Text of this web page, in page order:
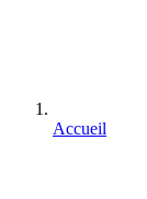
Accueil